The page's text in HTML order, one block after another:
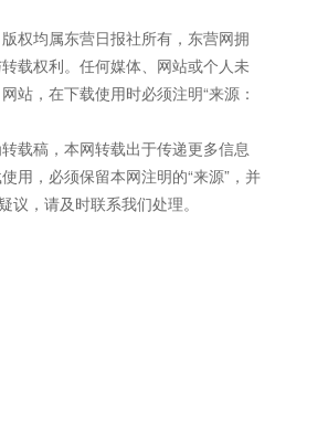
权均属东营日报社所有，东营网拥
载权利。任何媒体、网站或个人未
站，在下载使用时必须注明“来源：
载稿，本网转载出于传递更多信息
用，必须保留本网注明的“来源”，并
，请及时联系我们处理。